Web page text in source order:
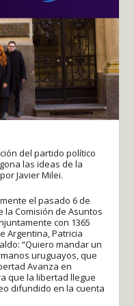
del partido político
las ideas de la
Javier Milei.
el pasado 6 de
la Comisión de Asuntos
con 1365
Argentina, Patricia
“Quiero mandar un
uruguayos, que
Avanza en
que la libertad llegue
difundido en la cuenta